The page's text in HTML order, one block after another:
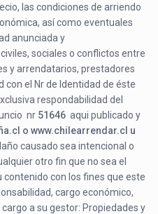
las condiciones de arriendo
así como eventuales
anunciada y
sociales o conflictos entre
y arrendatarios, prestadores
con el Nr de Identidad de éste
respondabilidad del
nr 51646 aqui publicado y
o www.chilearrendar.cl u
causado sea intencional o
otro fin que no sea el
con los fines que este
cargo económico,
a su gestor: Propiedades y